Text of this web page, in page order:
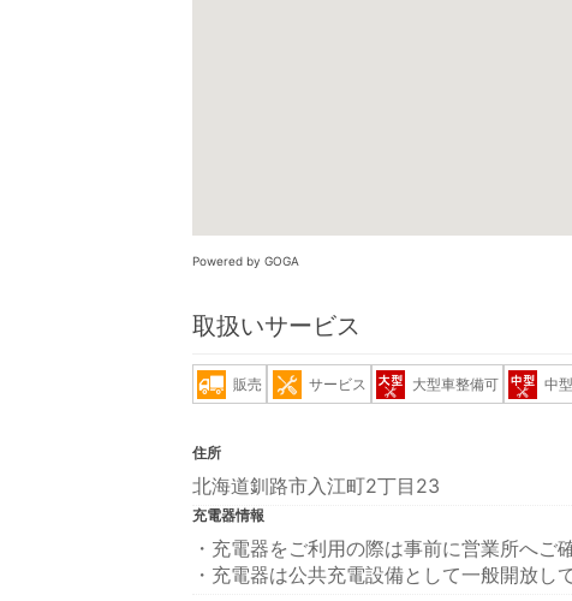
Powered by GOGA
取扱いサービス
販売 サービス 大型車整備可 中
住所
北海道釧路市入江町2丁目23
充電器情報
・充電器をご利用の際は事前に営業所へご
・充電器は公共充電設備として一般開放し